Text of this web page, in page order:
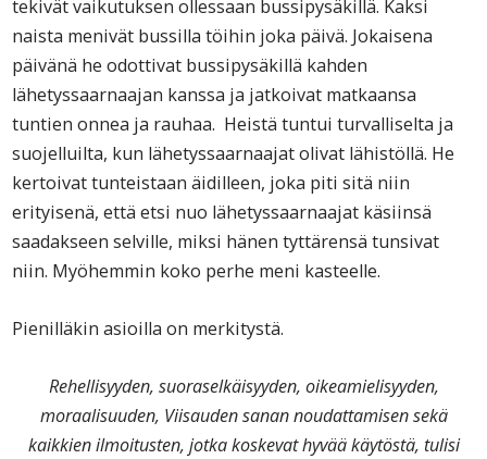
tekivät vaikutuksen ollessaan bussipysäkillä. Kaksi
naista menivät bussilla töihin joka päivä. Jokaisena
päivänä he odottivat bussipysäkillä kahden
lähetyssaarnaajan kanssa ja jatkoivat matkaansa
tuntien onnea ja rauhaa. Heistä tuntui turvalliselta ja
suojelluilta, kun lähetyssaarnaajat olivat lähistöllä. He
kertoivat tunteistaan äidilleen, joka piti sitä niin
erityisenä, että etsi nuo lähetyssaarnaajat käsiinsä
saadakseen selville, miksi hänen tyttärensä tunsivat
niin. Myöhemmin koko perhe meni kasteelle.
Pienilläkin asioilla on merkitystä.
Rehellisyyden, suoraselkäisyyden, oikeamielisyyden,
moraalisuuden, Viisauden sanan noudattamisen sekä
kaikkien ilmoitusten, jotka koskevat hyvää käytöstä, tulisi